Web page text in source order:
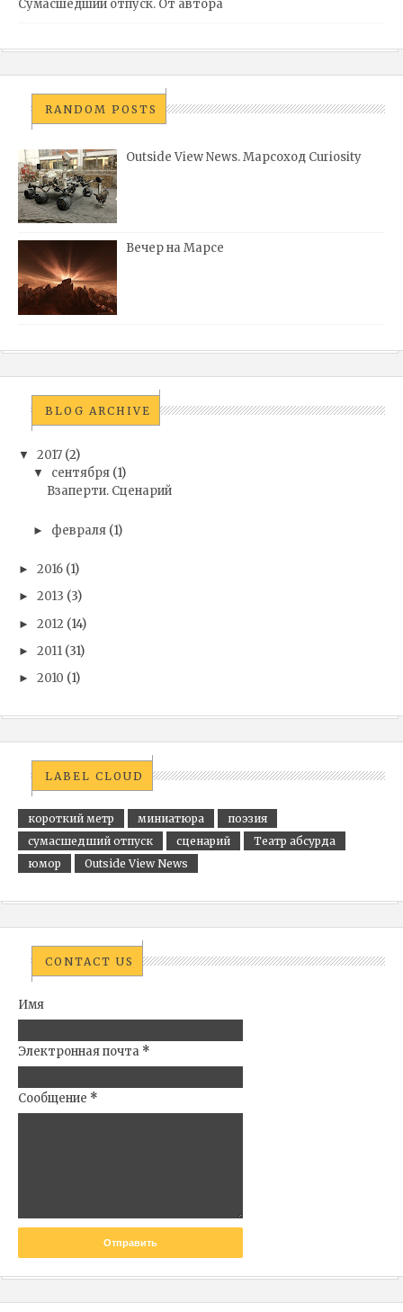
Сумасшедший отпуск. От автора
RANDOM POSTS
Outside View News. Марсоход Curiosity
Вечер на Марсе
BLOG ARCHIVE
▼ 2017 (2)
▼ сентября (1)
Взаперти. Сценарий
► февраля (1)
► 2016 (1)
► 2013 (3)
► 2012 (14)
► 2011 (31)
► 2010 (1)
LABEL CLOUD
короткий метр миниатюра
поэзия
сумасшедший отпуск
сценарий
Театр абсурда
юмор
Outside View News
CONTACT US
Имя
Электронная почта *
Сообщение *